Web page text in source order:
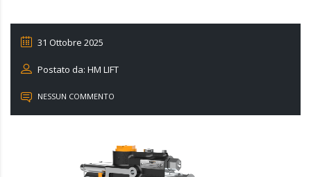
31 Ottobre 2025
Postato da: HM LIFT
NESSUN COMMENTO